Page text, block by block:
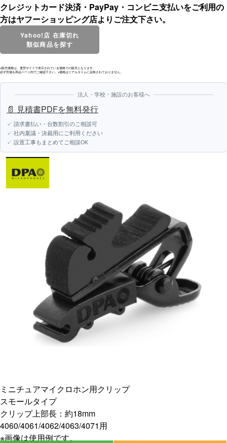
クレジットカード決済・PayPay・コンビニ支払いをご利用の
方はヤフーショッピング店よりご注文下さい。
Yahoo!店 在庫切れ
類似商品を探す
※販売価格は、運営サイトで表示されている価格での販売となります。
必ず売価を商品ページ内でご確認下さい。※価格はリアルタイムに反映されておりません。
法人・学校・施設のお客様へ
📄 見積書PDFを無料発行
✓ 請求書払い・台数割引のご相談可
✓ 社内稟議・決裁用にご利用ください
✓ 設置工事もまとめてご相談OK
ミニチュアマイクロホン用クリップ
スモールタイプ
クリップ上部長：約18mm
4060/4061/4062/4063/4071用
※画像は使用例です。